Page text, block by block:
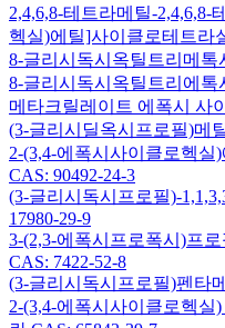
2,4,6,8-테트라메틸-2,4,6,8-
헥실)에틸]사이클로테트라
8-글리시독시옥틸트리메톡
8-글리시독시옥틸트리에톡
메타크릴레이트 에폭시 사
(3-글리시딜옥시프로필)메
2-(3,4-에폭시사이클로헥
CAS: 90492-24-3
(3-글리시독시프로필)-
17980-29-9
3-(2,3-에폭시프로폭시)프
CAS: 7422-52-8
(3-글리시독시프로필)펜타
2-(3,4-에폭시사이클로헥